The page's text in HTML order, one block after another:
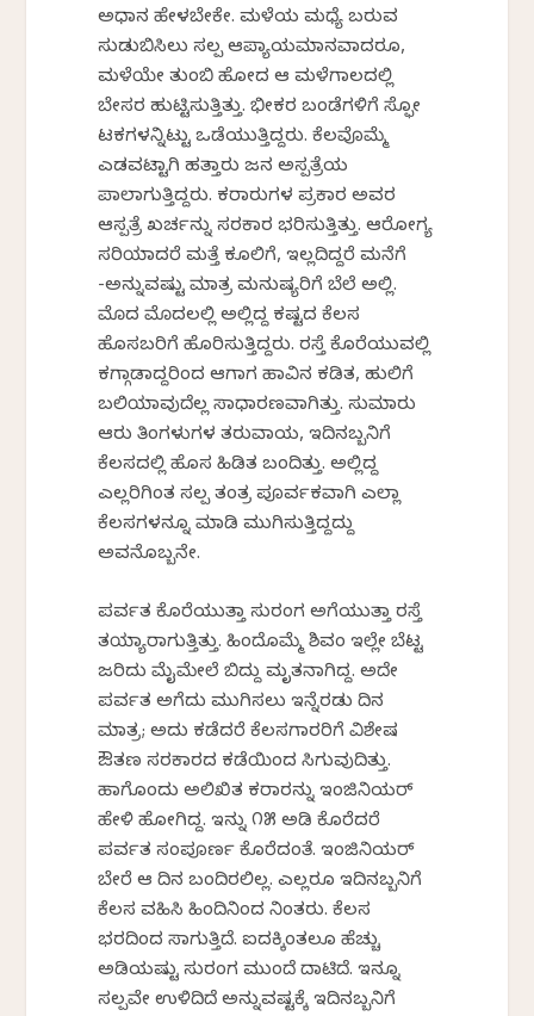
ಅಧ್ವಾನ ಹೇಳಬೇಕೇ. ಮಳೆಯ ಮಧ್ಯೆ ಬರುವ
ಸುಡುಬಿಸಿಲು ಸ್ವಲ್ಪ ಆಪ್ಯಾಯಮಾನವಾದರೂ,
ಮಳೆಯೇ ತುಂಬಿ ಹೋದ ಆ ಮಳೆಗಾಲದಲ್ಲಿ
ಬೇಸರ ಹುಟ್ಟಿಸುತ್ತಿತ್ತು. ಭೀಕರ ಬಂಡೆಗಳಿಗೆ ಸ್ಫೋ
ಟಕಗಳನ್ನಿಟ್ಟು ಒಡೆಯುತ್ತಿದ್ದರು. ಕೆಲವೊಮ್ಮೆ
ಎಡವಟ್ಟಾಗಿ ಹತ್ತಾರು ಜನ ಅಸ್ಪತ್ರೆಯ
ಪಾಲಾಗುತ್ತಿದ್ದರು. ಕರಾರುಗಳ ಪ್ರಕಾರ ಅವರ
ಆಸ್ಪತ್ರೆ ಖರ್ಚನ್ನು ಸರಕಾರ ಭರಿಸುತ್ತಿತ್ತು. ಆರೋಗ್ಯ
ಸರಿಯಾದರೆ ಮತ್ತೆ ಕೂಲಿಗೆ, ಇಲ್ಲದಿದ್ದರೆ ಮನೆಗೆ
-ಅನ್ನುವಷ್ಟು ಮಾತ್ರ ಮನುಷ್ಯರಿಗೆ ಬೆಲೆ ಅಲ್ಲಿ.
ಮೊದ ಮೊದಲಲ್ಲಿ ಅಲ್ಲಿದ್ದ ಕಷ್ಟದ ಕೆಲಸ
ಹೊಸಬರಿಗೆ ಹೊರಿಸುತ್ತಿದ್ದರು. ರಸ್ತೆ ಕೊರೆಯುವಲ್ಲಿ
ಕಗ್ಗಾಡಾದ್ದರಿಂದ ಆಗಾಗ ಹಾವಿನ ಕಡಿತ, ಹುಲಿಗೆ
ಬಲಿಯಾವುದೆಲ್ಲ ಸಾಧಾರಣವಾಗಿತ್ತು. ಸುಮಾರು
ಆರು ತಿಂಗಳುಗಳ ತರುವಾಯ, ಇದಿನಬ್ಬನಿಗೆ
ಕೆಲಸದಲ್ಲಿ ಹೊಸ ಹಿಡಿತ ಬಂದಿತ್ತು. ಅಲ್ಲಿದ್ದ
ಎಲ್ಲರಿಗಿಂತ ಸ್ವಲ್ಪ ತಂತ್ರ ಪೂರ್ವಕವಾಗಿ ಎಲ್ಲಾ
ಕೆಲಸಗಳನ್ನೂ ಮಾಡಿ ಮುಗಿಸುತ್ತಿದ್ದದ್ದು
ಅವನೊಬ್ಬನೇ.
ಪರ್ವತ ಕೊರೆಯುತ್ತಾ ಸುರಂಗ ಅಗೆಯುತ್ತಾ ರಸ್ತೆ
ತಯ್ಯಾರಾಗುತ್ತಿತ್ತು. ಹಿಂದೊಮ್ಮೆ ಶಿವಂ ಇಲ್ಲೇ ಬೆಟ್ಟ
ಜರಿದು ಮೈಮೇಲೆ ಬಿದ್ದು ಮೃತನಾಗಿದ್ದ. ಅದೇ
ಪರ್ವತ ಅಗೆದು ಮುಗಿಸಲು ಇನ್ನೆರಡು ದಿನ
ಮಾತ್ರ; ಅದು ಕಡೆದರೆ ಕೆಲಸಗಾರರಿಗೆ ವಿಶೇಷ
ಔತಣ ಸರಕಾರದ ಕಡೆಯಿಂದ ಸಿಗುವುದಿತ್ತು.
ಹಾಗೊಂದು ಅಲಿಖಿತ ಕರಾರನ್ನು ಇಂಜಿನಿಯರ್
ಹೇಳಿ‌ ಹೋಗಿದ್ದ. ಇನ್ನು‌ ೧೫ ಅಡಿ ಕೊರೆದರೆ
ಪರ್ವತ ಸಂಪೂರ್ಣ ಕೊರೆದಂತೆ. ಇಂಜಿನಿಯರ್
ಬೇರೆ ಆ ದಿನ ಬಂದಿರಲಿಲ್ಲ. ಎಲ್ಲರೂ ಇದಿನಬ್ಬನಿಗೆ‌
ಕೆಲಸ ವಹಿಸಿ‌ ಹಿಂದಿನಿಂದ ನಿಂತರು. ಕೆಲಸ
ಭರದಿಂದ ಸಾಗುತ್ತಿದೆ. ಐದಕ್ಕಿಂತಲೂ ಹೆಚ್ಚು
ಅಡಿಯಷ್ಟು ಸುರಂಗ ಮುಂದೆ ದಾಟಿದೆ. ಇನ್ನೂ‌
ಸ್ವಲ್ಪವೇ ಉಳಿದಿದೆ ಅನ್ನುವಷ್ಟಕ್ಕೆ ಇದಿನಬ್ಬನಿಗೆ